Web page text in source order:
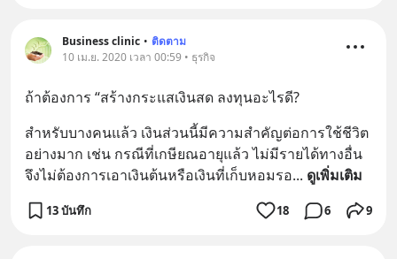
Business clinic • ติดตาม
10 เม.ย. 2020 เวลา 00:59 • ธุรกิจ
ถ้าต้องการ “สร้างกระแสเงินสด ลงทุนอะไรดี?
สำหรับบางคนแล้ว เงินส่วนนี้มีความสำคัญต่อการใช้ชีวิต
อย่างมาก เช่น กรณีที่เกษียณอายุแล้ว ไม่มีรายได้ทางอื่น
จึงไม่ต้องการเอาเงินต้นหรือเงินที่เก็บหอมรอ... ดูเพิ่มเติม
13 บันทึก 18 6 9